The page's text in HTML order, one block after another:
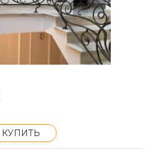
КУПИТЬ